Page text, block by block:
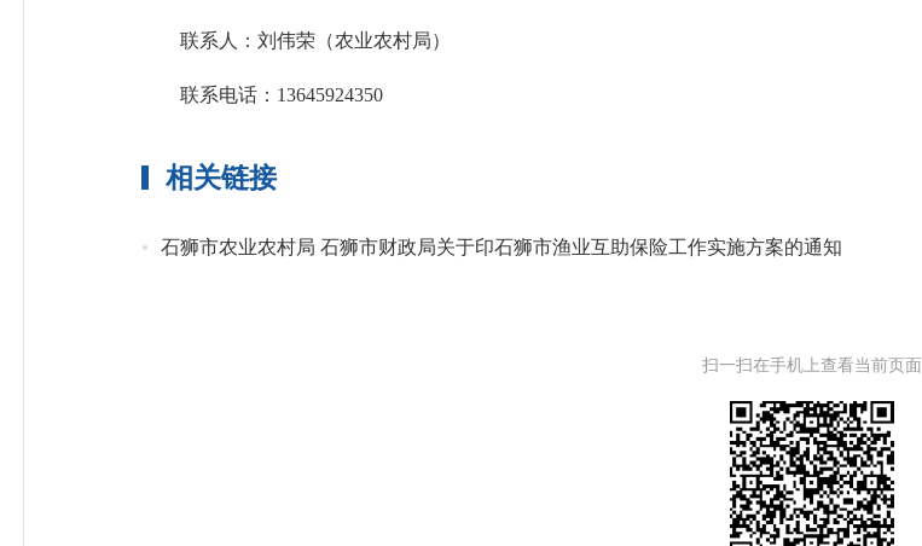
联系人：刘伟荣（农业农村局）
联系电话：13645924350
相关链接
石狮市农业农村局 石狮市财政局关于印石狮市渔业互助保险工作实施方案的通知
扫一扫在手机上查看当前页面